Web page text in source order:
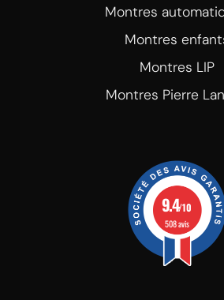
Montres
Montres
Montres LIP
Montres Pierre
9.4/10
508 avis